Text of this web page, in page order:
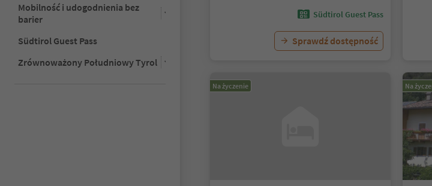
Mobilność i udogodnienia bez
barier
Südtirol Guest Pass
Zrównoważony Południowy Tyrol
Südtirol Guest Pass
Sprawdź dostępność
Na życzenie Na